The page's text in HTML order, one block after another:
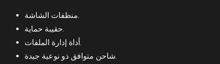
منظفات الشاشة.
حقيبة حماية.
أداة إدارة الملفات.
شاحن متوافق ذو نوعية جيدة.